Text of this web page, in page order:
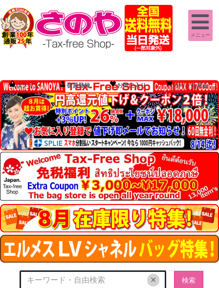
メニュー
ログイン 会員登録 お気に入り カートを見る
✕ 検索